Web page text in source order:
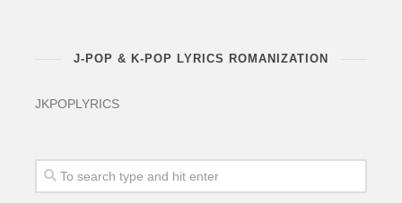
J-POP & K-POP LYRICS ROMANIZATION
JKPOPLYRICS